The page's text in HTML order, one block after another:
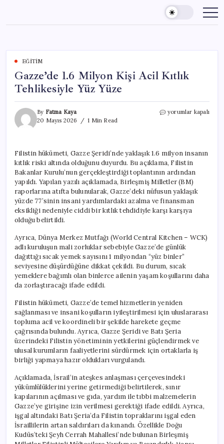
content
EĞITIM
Gazze’de 1.6 Milyon Kişi Acil Kıtlık
Tehlikesiyle Yüz Yüze
By Fatma Kaya
20 Mayıs 2026
1 Min Read
Gazze’de
Kıtlık
Tehlikesiyle
Yüz
Yüze
yorumlar kapalı
Filistin hükümeti, Gazze Şeridi’nde yaklaşık 1.6 milyon insanın
kıtlık riski altında olduğunu duyurdu. Bu açıklama, Filistin
Bakanlar Kurulu’nun gerçekleştirdiği toplantının ardından
yapıldı. Yapılan yazılı açıklamada, Birleşmiş Milletler (BM)
raporlarına atıfta bulunularak, Gazze’deki nüfusun yaklaşık
yüzde 77’sinin insani yardımlardaki azalma ve finansman
eksikliği nedeniyle ciddi bir kıtlık tehdidiyle karşı karşıya
olduğu belirtildi.
Ayrıca, Dünya Merkez Mutfağı (World Central Kitchen – WCK)
adlı kuruluşun mali zorluklar sebebiyle Gazze’de günlük
dağıttığı sıcak yemek sayısını 1 milyondan “yüz binler”
seviyesine düşürdüğüne dikkat çekildi. Bu durum, sıcak
yemeklere bağımlı olan binlerce ailenin yaşam koşullarını daha
da zorlaştıracağı ifade edildi.
Filistin hükümeti, Gazze’de temel hizmetlerin yeniden
sağlanması ve insani koşulların iyileştirilmesi için uluslararası
topluma acil ve koordineli bir şekilde harekete geçme
çağrısında bulundu. Ayrıca, Gazze Şeridi ve Batı Şeria
üzerindeki Filistin yönetiminin yetkilerini güçlendirmek ve
ulusal kurumların faaliyetlerini sürdürmek için ortaklarla iş
birliği yapmaya hazır oldukları vurgulandı.
Açıklamada, İsrail’in ateşkes anlaşması çerçevesindeki
yükümlülüklerini yerine getirmediği belirtilerek, sınır
kapılarının açılması ve gıda, yardım ile tıbbi malzemelerin
Gazze’ye girişine izin verilmesi gerektiği ifade edildi. Ayrıca,
işgal altındaki Batı Şeria’da Filistin topraklarını işgal eden
İsraillilerin artan saldırıları da kınandı. Özellikle Doğu
Kudüs’teki Şeyh Cerrah Mahallesi’nde bulunan Birleşmiş